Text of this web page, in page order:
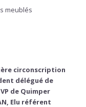
meublés
circonscription
délégué de
de Quimper
Elu référent